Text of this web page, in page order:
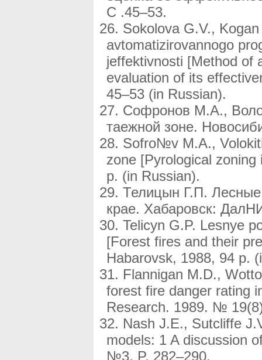
С .45–53.
Sokolova G.V.,
avtomatizirovannogo
jeffektivnosti [Method of
evaluation of its
45–53 (in Russian).
Софронов М.А.,
таежной зоне.
Sofro№v M.A.,
zone [Pyrological
p. (in Russian).
Телицын Г.П.
крае. Хабаровск:
Telicyn G.P. Lesnye
[Forest fires and their
Habarovsk, 1988, 94 p.
Flannigan M.D.,
forest fire danger rating
Research. 1989. №
Nash J.E., Sutcliffe
models: 1 A discussion
№3. P. 282–290.